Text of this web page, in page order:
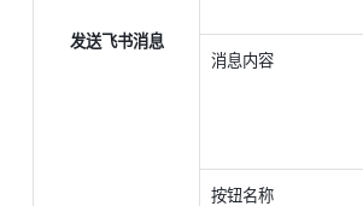
发送飞书消息
消息内容
按钮名称